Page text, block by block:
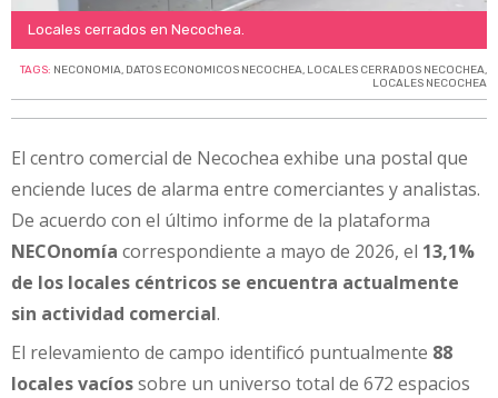
Locales cerrados en Necochea.
TAGS: NECONOMIA, DATOS ECONOMICOS NECOCHEA, LOCALES CERRADOS NECOCHEA,
LOCALES NECOCHEA
El centro comercial de Necochea exhibe una postal que
enciende luces de alarma entre comerciantes y analistas.
De acuerdo con el último informe de la plataforma
NECOnomía correspondiente a mayo de 2026, el 13,1%
de los locales céntricos se encuentra actualmente
sin actividad comercial.
El relevamiento de campo identificó puntualmente 88
locales vacíossobre un universo total de 672 espacios